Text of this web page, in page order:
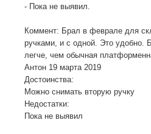
- Пока не выявил.
Коммент: Брал в феврале для
ручками, и с одной. Это удобно.
легче, чем обычная
Антон 19 марта 2019
Достоинства:
Можно снимать вторую ручку
Недостатки:
Пока не выявил